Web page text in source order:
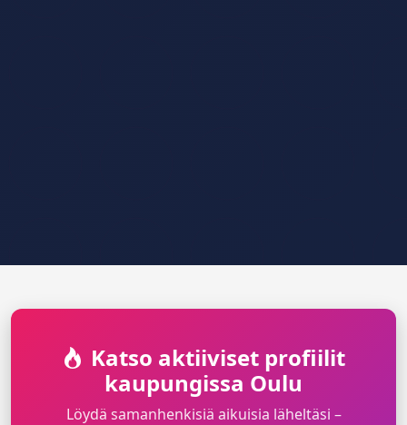
Katso aktiiviset profiilit
kaupungissa Oulu
Löydä samanhenkisiä aikuisia läheltäsi –